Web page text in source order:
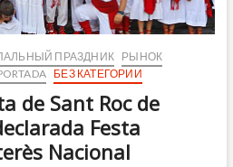
ПРАЗДНИК
РЫНОК
БЕЗ КАТЕГОРИИ
de Sant Roc de
Festa
Nacional